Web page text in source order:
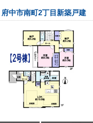
府中市南町2丁目新築戸建